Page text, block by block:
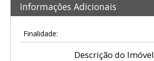
Informações Adicionais
Finalidade:
Descrição do Imóvel